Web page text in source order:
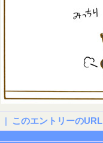
| このエントリーのURL